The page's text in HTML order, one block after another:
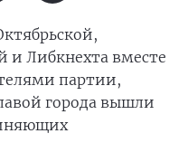
и Либкнехта вместе
партии,
города вышли